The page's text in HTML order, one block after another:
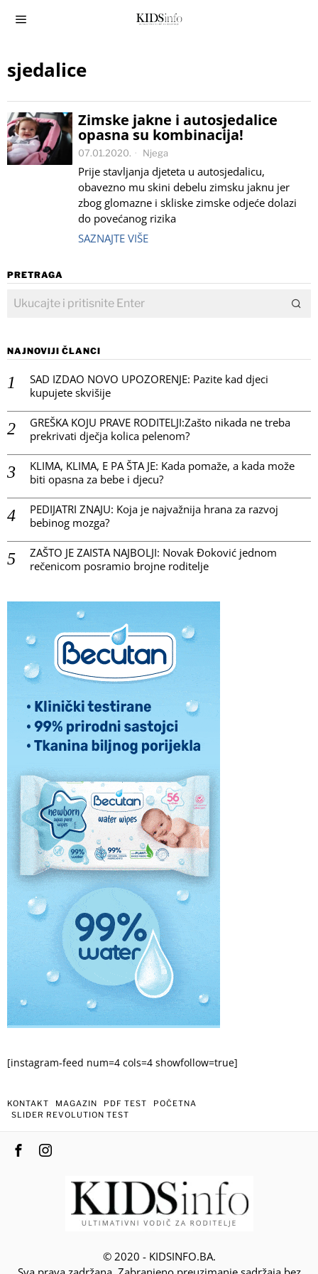
sjedalice
Zimske jakne i autosjedalice
opasna su kombinacija!
07.01.2020. Njega
Prije stavljanja djeteta u autosjedalicu,
obavezno mu skini debelu zimsku jaknu jer
zbog glomazne i skliske zimske odjeće dolazi
do povećanog rizika
SAZNAJTE VIŠE
PRETRAGA
NAJNOVIJI ČLANCI
SAD IZDAO NOVO UPOZORENJE: Pazite kad djeci
kupujete skvišije
GREŠKA KOJU PRAVE RODITELJI:Zašto nikada ne treba
prekrivati dječja kolica pelenom?
KLIMA, KLIMA, E PA ŠTA JE: Kada pomaže, a kada može
biti opasna za bebe i djecu?
PEDIJATRI ZNAJU: Koja je najvažnija hrana za razvoj
bebinog mozga?
ZAŠTO JE ZAISTA NAJBOLJI: Novak Đoković jednom
rečenicom posramio brojne roditelje
[instagram-feed num=4 cols=4 showfollow=true]
KONTAKT MAGAZIN PDF TEST
POČETNA
SLIDER REVOLUTION TEST
© 2020 - KIDSINFO.BA.